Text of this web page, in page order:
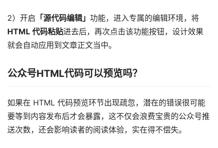
2）开启 「源代码编辑」 功能，进入专属的编辑环境，将
HTML 代码粘贴进去后，再次点击该功能按钮，设计效果
就会自动应用到文章正文当中。
公众号HTML代码可以预览吗？
如果在 HTML 代码预览环节出现疏忽，潜在的错误很可能
要等到内容发布后才会暴露，这不仅会浪费宝贵的公众号推
送次数，还会影响读者的阅读体验，实在得不偿失。